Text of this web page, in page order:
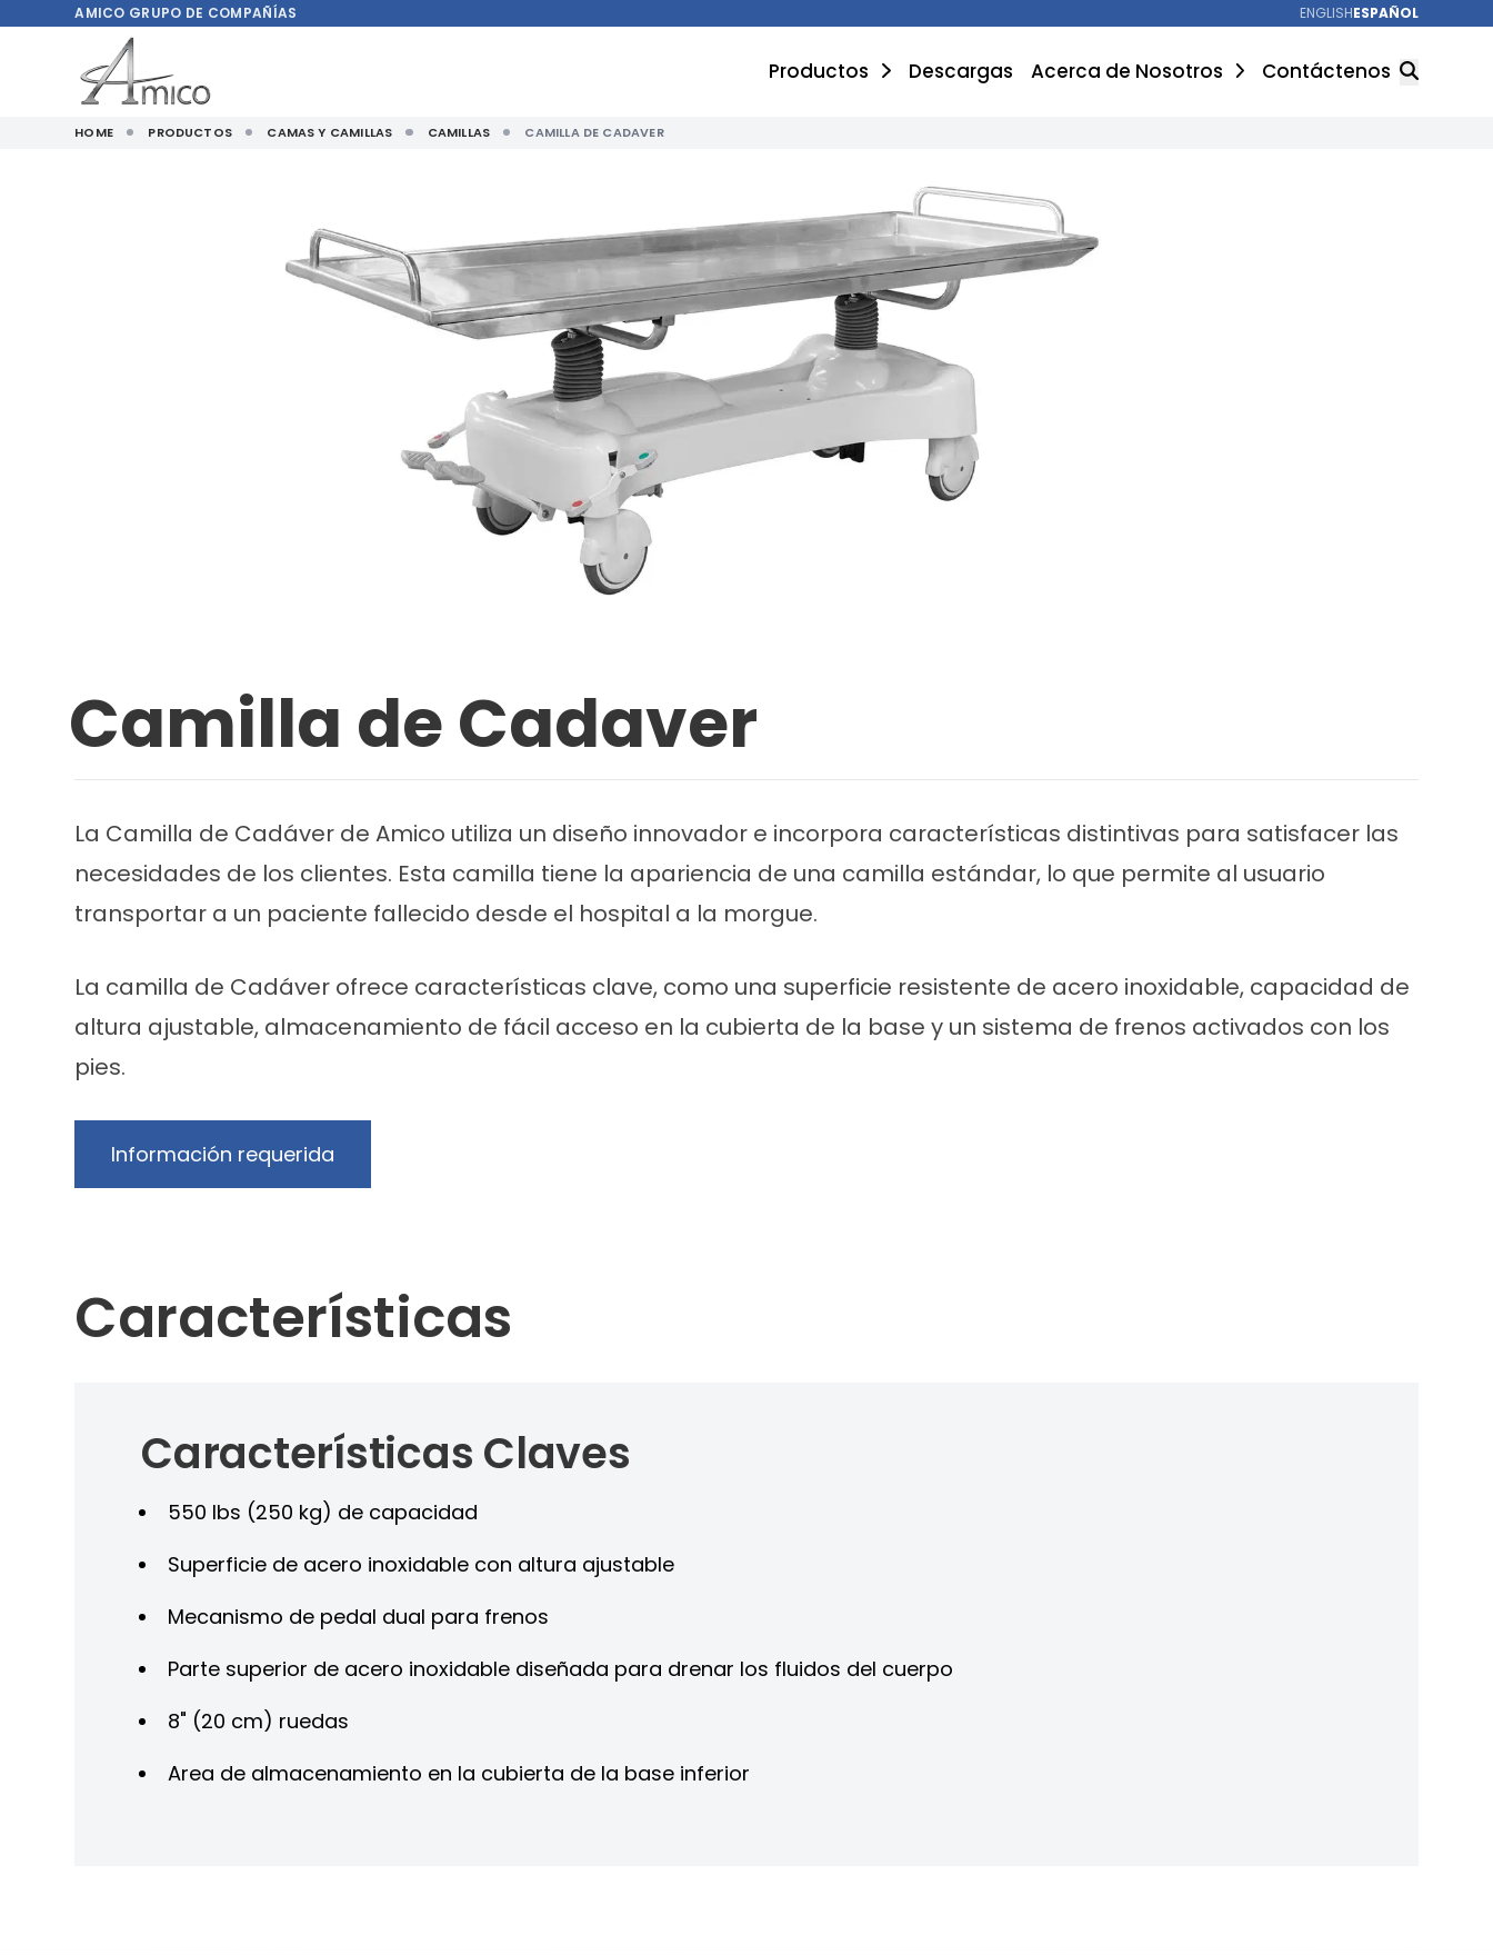
AMICO GRUPO DE COMPAÑÍAS ENGLISHESPAÑOL
Productos Descargas Acerca de Nosotros Contáctenos
HOME PRODUCTOS CAMAS Y CAMILLAS CAMILLAS CAMILLA DE CADAVER
Camilla de Cadaver
La Camilla de Cadáver de Amico utiliza un diseño innovador e incorpora características distintivas para satisfacer las
necesidades de los clientes. Esta camilla tiene la apariencia de una camilla estándar, lo que permite al usuario
transportar a un paciente fallecido desde el hospital a la morgue.
La camilla de Cadáver ofrece características clave, como una superficie resistente de acero inoxidable, capacidad de
altura ajustable, almacenamiento de fácil acceso en la cubierta de la base y un sistema de frenos activados con los
pies.
Información requerida
Características
Características Claves
550 lbs (250 kg) de capacidad
Superficie de acero inoxidable con altura ajustable
Mecanismo de pedal dual para frenos
Parte superior de acero inoxidable diseñada para drenar los fluidos del cuerpo
8" (20 cm) ruedas
Area de almacenamiento en la cubierta de la base inferior